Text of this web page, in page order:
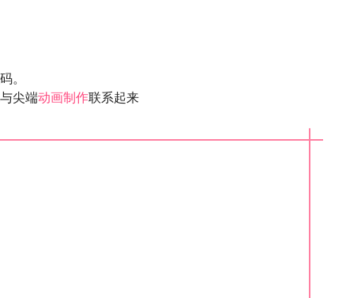
。
尖端动画制作联系起来